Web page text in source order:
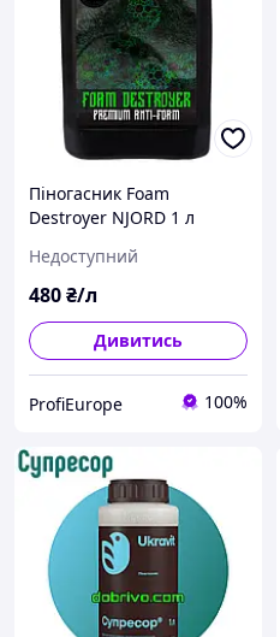
Піногасник Foam
Destroyer NJORD 1 л
Недоступний
480₴/л
Дивитись
ProfiEurope 100%